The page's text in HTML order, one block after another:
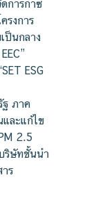
การก๊าซ
รงการ
ป็นกลาง
ESG
ฐ ภาค
ละแก้ไข
2.5
ริษัทชั้นนำ
ร